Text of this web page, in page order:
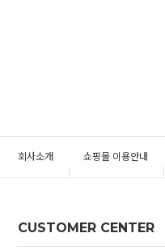
회사소개 쇼핑몰 이용안내
CUSTOMER CENTER